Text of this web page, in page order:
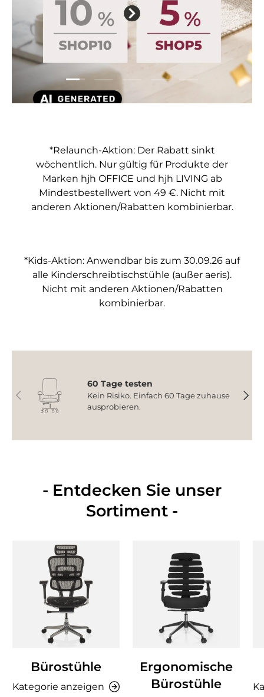
Folie laden 1 von 5
Folie laden 2 von 5
Folie laden 3 von 5
Folie laden 4 von 5
Folie laden 5
*Relaunch-Aktion: Der Rabatt sinkt
wöchentlich. Nur gültig für Produkte der
Marken hjh OFFICE und hjh LIVING ab
Mindestbestellwert von 49 €. Nicht mit
anderen Aktionen/Rabatten kombinierbar.
*Kids-Aktion: Anwendbar bis zum 30.09.26 auf
alle Kinderschreibtischstühle (außer aeris).
Nicht mit anderen Aktionen/Rabatten
kombinierbar.
Vorherige
60 Tage testen
Kein Risiko. Einfach 60 Tage zuhause
ausprobieren.
- Entdecken Sie unser
Sortiment -
Bürostühle
Kategorie anzeigen
Ergonomische
Bürostühle